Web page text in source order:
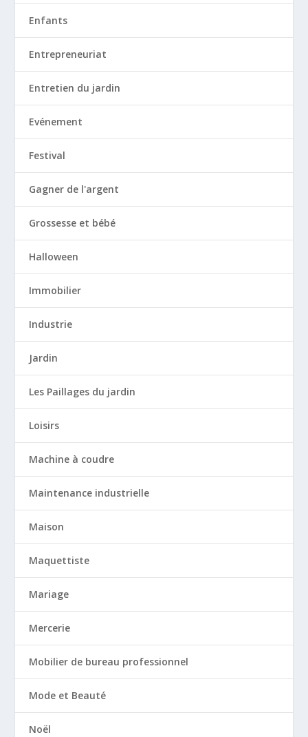
Enfants
Entrepreneuriat
Entretien du jardin
Evénement
Festival
Gagner de l'argent
Grossesse et bébé
Halloween
Immobilier
Industrie
Jardin
Les Paillages du jardin
Loisirs
Machine à coudre
Maintenance industrielle
Maison
Maquettiste
Mariage
Mercerie
Mobilier de bureau professionnel
Mode et Beauté
Noël